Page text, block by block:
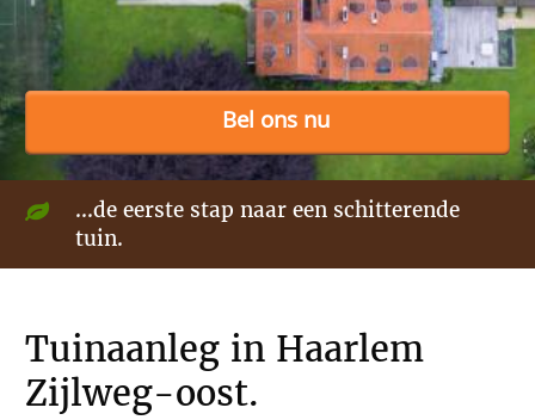
Bel ons nu
...de eerste stap naar een schitterende
tuin.
Tuinaanleg in Haarlem
Zijlweg-oost.